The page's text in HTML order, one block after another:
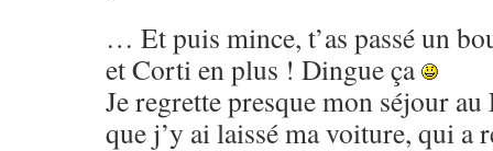
… Et puis mince, t’as passé un
et Corti en plus ! Dingue ça
Je regrette presque mon séjour
que j’y ai laissé ma voiture, qui a